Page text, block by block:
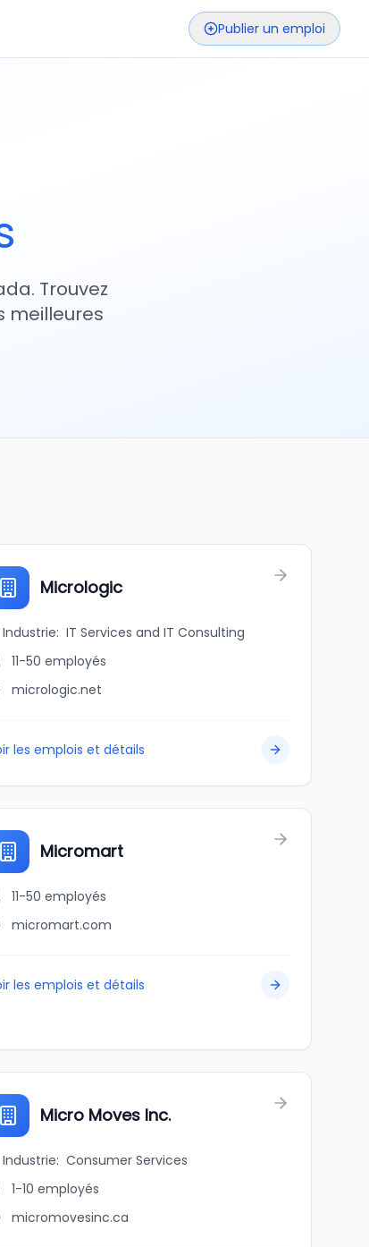
Publier un emploi
Trouvez
meilleures
Micrologic
Industrie: IT Services and IT Consulting
11-50 employés
micrologic.net
les emplois et détails
Micromart
11-50 employés
micromart.com
les emplois et détails
Micro Moves Inc.
Industrie: Consumer Services
1-10 employés
micromovesinc.ca